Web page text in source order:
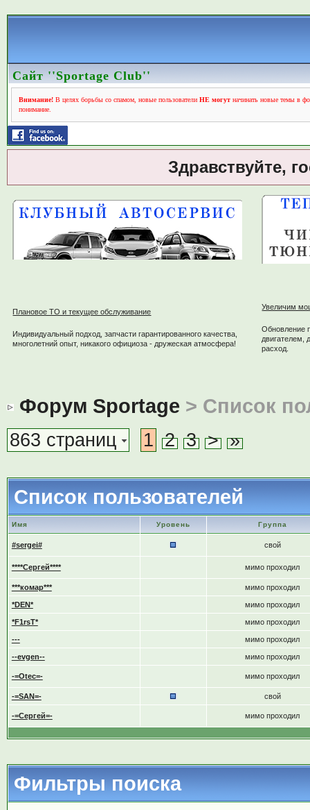
Сайт ''Sportage Club''
Внимание!В целях борьбы со спамом, новые пользователи НЕ могутначинать новые темы в
понимание.
Здравствуйте,
Плановое ТО и текущее обслуживание
Индивидуальный подход, запчасти гарантированного качества,
многолетний опыт, никакого официоза - дружеская атмосфера!
Увеличим
Обновление
двигателем,
расход.
Форум Sportage > Список
863 страниц 1 2 3 > »
Список пользователей
Имя Уровень Группа
#sergei# свой
****Сергей**** мимо проходил
***комар*** мимо проходил
*DEN* мимо проходил
*F1rsT* мимо проходил
--- мимо проходил
--evgen-- мимо проходил
-=Otec=- мимо проходил
-=SAN=- свой
-=Сергей=- мимо проходил
Фильтры поиска